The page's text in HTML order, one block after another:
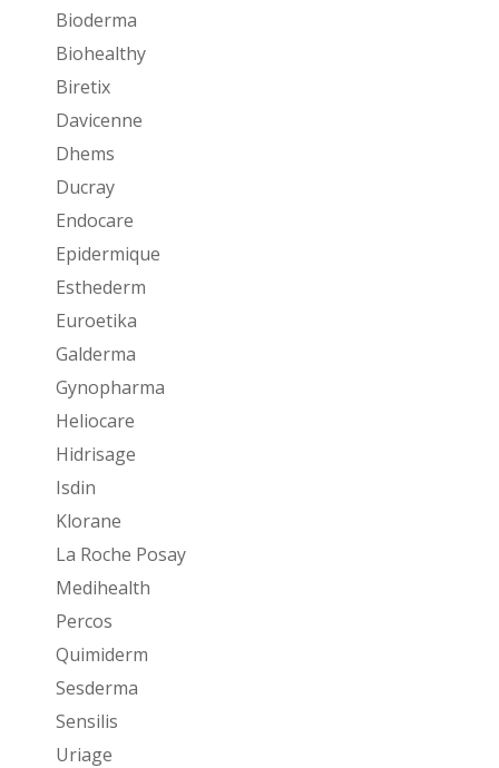
Bioderma
Biohealthy
Biretix
Davicenne
Dhems
Ducray
Endocare
Epidermique
Esthederm
Euroetika
Galderma
Gynopharma
Heliocare
Hidrisage
Isdin
Klorane
La Roche Posay
Medihealth
Percos
Quimiderm
Sesderma
Sensilis
Uriage